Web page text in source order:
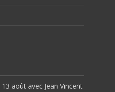
août avec Jean Vincent